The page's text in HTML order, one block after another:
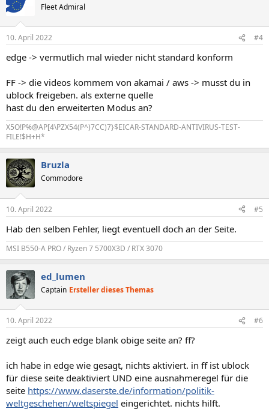
Fleet Admiral
10. April 2022 #4
edge -> vermutlich mal wieder nicht standard konform
FF -> die videos kommem von akamai / aws -> musst du in
ublock freigeben. als externe quelle
hast du den erweiterten Modus an?
X5O!P%@AP[4\PZX54(P^)7CC)7}$EICAR-STANDARD-ANTIVIRUS-TEST-
FILE!$H+H*
Bruzla
Commodore
10. April 2022 #5
Hab den selben Fehler, liegt eventuell doch an der Seite.
MSI B550-A PRO / Ryzen 7 5700X3D / RTX 3070
ed_lumen
Captain Ersteller dieses Themas
10. April 2022 #6
zeigt auch euch edge blank obige seite an? ff?
ich habe in edge wie gesagt, nichts aktiviert. in ff ist ublock
für diese seite deaktiviert UND eine ausnahmeregel für die
seite https://www.daserste.de/information/politik-
weltgeschehen/weltspiegel eingerichtet. nichts hilft.